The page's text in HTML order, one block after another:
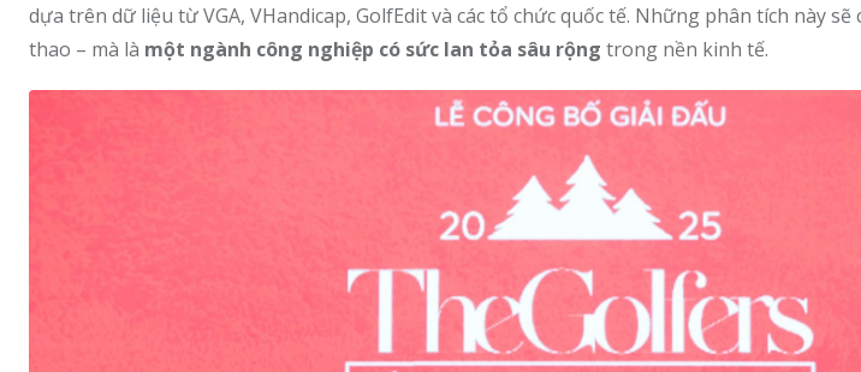
dựa trên dữ liệu từ VGA, VHandicap, GolfEdit và các tổ chức quốc tế. Những phân tích này
thao – mà là một ngành công nghiệp có sức lan tỏa sâu rộng trong nền kinh tế.